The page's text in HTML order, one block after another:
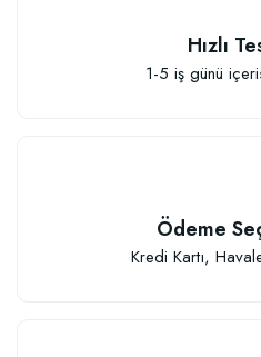
Hızlı
1-5 iş günü
Ödeme
Kredi Kartı,